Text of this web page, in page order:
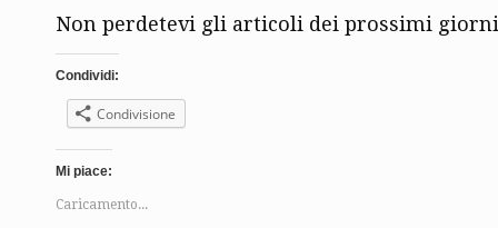
Non perdetevi gli articoli dei prossimi
Condividi:
Condivisione
Mi piace:
Caricamento...